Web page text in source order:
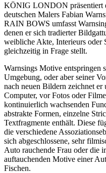
KÖNIG LONDON präsentiert
deutschen Malers Fabian
RAIN BOWS umfasst
denen er sich tradierter
weibliche Akte, Interieurs oder
gleichzeitig in Frage stellt.
Warnsings Motive entspringen
Umgebung, oder aber seiner
nach neuen Bildern zeichnet
Computer, vor Fotos oder
kontinuierlich wachsenden
abstrakte Formen, einzelne
Textfragmente enthält. Diese
die verschiedene
sich abgeschlossene, sehr
Auto rauchende Frau oder die
auftauchenden Motive einer
Fischen.